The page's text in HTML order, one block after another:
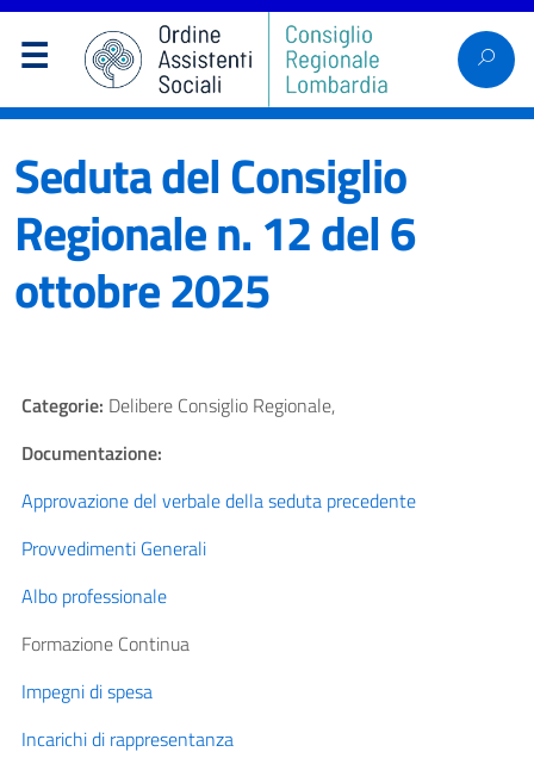
Seduta del Consiglio
Regionale n. 12 del 6
ottobre 2025
Categorie: Delibere Consiglio Regionale,
Documentazione:
Approvazione del verbale della seduta precedente
Provvedimenti Generali
Albo professionale
Formazione Continua
Impegni di spesa
Incarichi di rappresentanza